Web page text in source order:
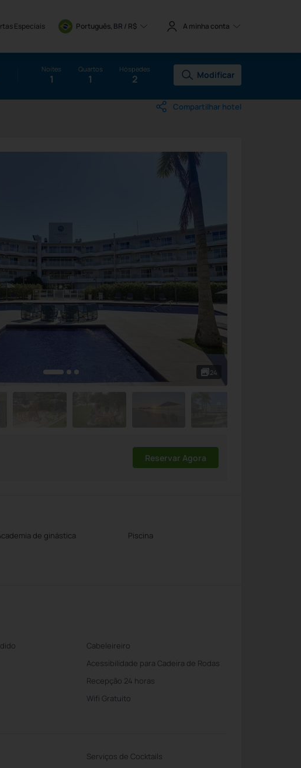
Especiais Português, BR / R$ A minha conta
Noites
1
Quartos
1
Hóspedes
2 Modificar
Compartilhar hotel
24
Reservar Agora
de ginástica Piscina
Cabeleireiro
Acessibilidade para Cadeira de Rodas
Recepção 24 horas
Wifi Gratuito
Serviços de Cocktails